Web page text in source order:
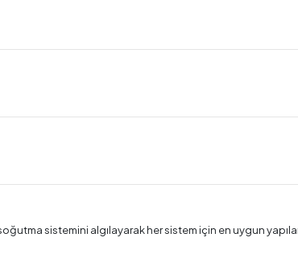
sistemini algılayarak her sistem için en uygun